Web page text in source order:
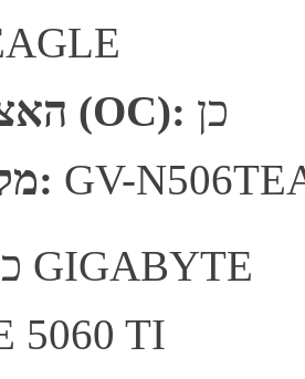
האצת מפעל (OC): כן
מק"ט יצרן: GV-